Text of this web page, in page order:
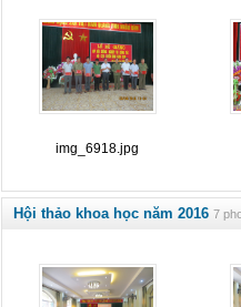
img_6918.jpg
Hội thảo khoa học năm 2016 7